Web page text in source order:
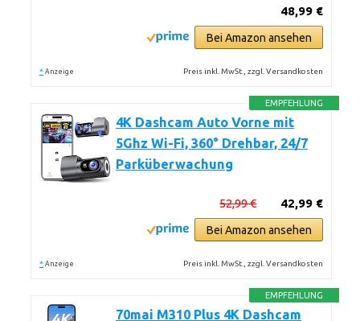
48,99 €
Bei Amazon ansehen
* Anzeige Preis inkl. MwSt., zzgl. Versandkosten
EMPFEHLUNG
4K Dashcam Auto Vorne mit
5Ghz Wi-Fi, 360° Drehbar, 24/7
Parküberwachung
42,99 €
52,99 €
Bei Amazon ansehen
* Anzeige Preis inkl. MwSt., zzgl. Versandkosten
EMPFEHLUNG
70mai M310 Plus 4K Dashcam